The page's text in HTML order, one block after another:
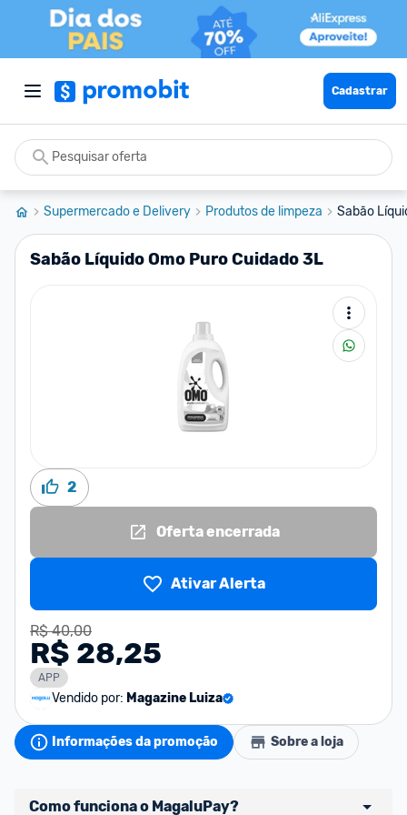
Cadastrar
Supermercado e Delivery Produtos de limpeza Sabão
Sabão Líquido Omo Puro Cuidado 3L
2
Oferta encerrada
Ativar Alerta
R$ 40,00
R$ 28,25
APP
Vendido por: Magazine Luiza
Informações da promoção Sobre a loja
Como funciona o MagaluPay?